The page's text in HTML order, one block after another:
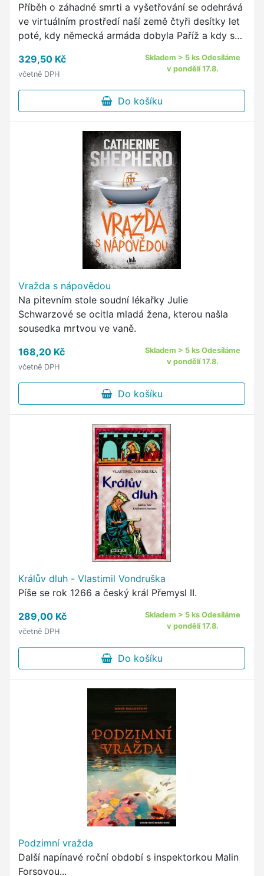
Příběh o záhadné smrti a vyšetřování se odehrává
ve virtuálním prostředí naší země čtyři desítky let
poté, kdy německá armáda dobyla Paříž a kdy se
v …
329,50 Kč
včetně DPH
Skladem > 5 ks Odesíláme
v pondělí 17.8.
Do košíku
Vražda s nápovědou
Na pitevním stole soudní lékařky Julie
Schwarzové se ocitla mladá žena, kterou našla
sousedka mrtvou ve vaně.
168,20 Kč
včetně DPH
Skladem > 5 ks Odesíláme
v pondělí 17.8.
Do košíku
Králův dluh - Vlastimil Vondruška
Píše se rok 1266 a český král Přemysl II.
289,00 Kč
včetně DPH
Skladem > 5 ks Odesíláme
v pondělí 17.8.
Do košíku
Podzimní vražda
Další napínavé roční období s inspektorkou Malin
Forsovou...